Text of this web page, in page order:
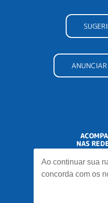
Ao continuar sua
concorda com os
NAS